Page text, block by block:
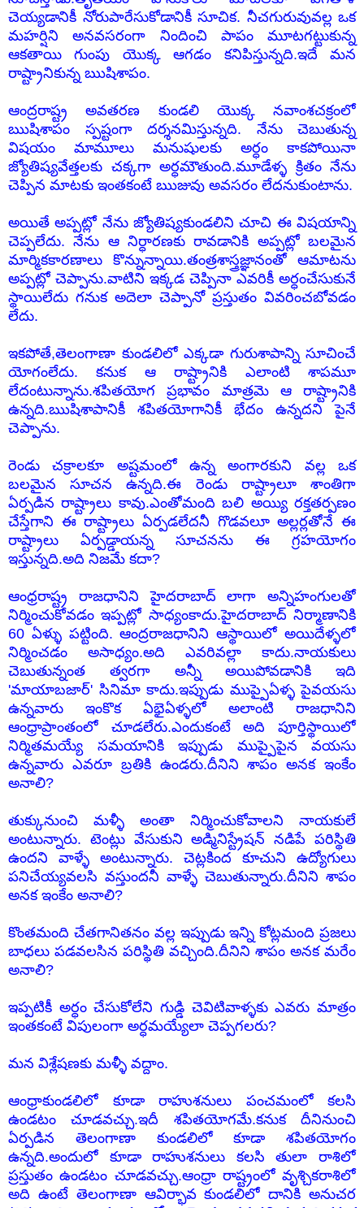
చెయ్యడానికీ నోరుపారేసుకోడానికీ సూచిక. నీచగురువువల్ల ఒక
మహర్షిని అనవసరంగా నిందించి పాపం మూటగట్టుకున్న
ఆకతాయి గుంపు యొక్క ఆగడం కనిపిస్తున్నది.ఇదే మన
రాష్ట్రానికున్న ఋషిశాపం.
ఆంద్రరాష్ట్ర అవతరణ కుండలి యొక్క నవాంశచక్రంలో
ఋషిశాపం స్పష్టంగా దర్శనమిస్తున్నది. నేను చెబుతున్న
విషయం మామూలు మనుషులకు అర్ధం కాకపోయినా
జ్యోతిష్యవేత్తలకు చక్కగా అర్ధమౌతుంది.మూడేళ్ళ క్రితం నేను
చెప్పిన మాటకు ఇంతకంటే ఋజువు అవసరం లేదనుకుంటాను.
అయితే అప్పట్లో నేను జ్యోతిష్యకుండలిని చూచి ఈ విషయాన్ని
చెప్పలేదు. నేను ఆ నిర్ధారణకు రావడానికి అప్పట్లో బలమైన
మార్మికకారణాలు కొన్నున్నాయి.తంత్రశాస్త్రజ్ఞానంతో ఆమాటను
అప్పట్లో చెప్పాను.వాటిని ఇక్కడ చెప్పినా ఎవరికీ అర్ధంచేసుకునే
స్థాయిలేదు గనుక అదెలా చెప్పానో ప్రస్తుతం వివరించబోవడం
లేదు.
ఇకపోతే,తెలంగాణా కుండలిలో ఎక్కడా గురుశాపాన్ని సూచించే
యోగంలేదు. కనుక ఆ రాష్ట్రానికి ఎలాంటి శాపమూ
లేదంటున్నాను.శపితయోగ ప్రభావం మాత్రమె ఆ రాష్ట్రానికి
ఉన్నది.ఋషిశాపానికీ శపితయోగానికీ భేదం ఉన్నదని పైనే
చెప్పాను.
రెండు చక్రాలకూ అష్టమంలో ఉన్న అంగారకుని వల్ల ఒక
బలమైన సూచన ఉన్నది.ఈ రెండు రాష్ట్రాలూ శాంతిగా
ఏర్పడిన రాష్ట్రాలు కావు.ఎంతోమంది బలి అయ్యి రక్తతర్పణం
చేస్తేగాని ఈ రాష్ట్రాలు ఏర్పడలేదనీ గొడవలూ అల్లర్లతోనే ఈ
రాష్ట్రాలు ఏర్పడ్డాయన్న సూచనను ఈ గ్రహయోగం
ఇస్తున్నది.అది నిజమే కదా?
ఆంధ్రరాష్ట్ర రాజధానిని హైదరాబాద్ లాగా అన్నిహంగులతో
నిర్మించుకోవడం ఇప్పట్లో సాధ్యంకాదు.హైదరాబాద్ నిర్మాణానికి
60 ఏళ్ళు పట్టింది. ఆంద్రరాజధానిని ఆస్థాయిలో అయిదేళ్ళలో
నిర్మించడం అసాధ్యం.అది ఎవరివల్లా కాదు.నాయకులు
చెబుతున్నంత త్వరగా అన్నీ అయిపోవడానికి ఇది
'మాయాబజార్' సినిమా కాదు.ఇప్పుడు ముప్పైఏళ్ళ పైవయసు
ఉన్నవారు ఇంకొక ఏభైఏళ్ళలో అలాంటి రాజధానిని
ఆంధ్రాప్రాంతంలో చూడలేరు.ఎందుకంటే అది పూర్తిస్థాయిలో
నిర్మితమయ్యే సమయానికి ఇప్పుడు ముప్పైపైన వయసు
ఉన్నవారు ఎవరూ బ్రతికి ఉండరు.దీనిని శాపం అనక ఇంకేం
అనాలి?
తుక్కునుంచి మళ్ళీ అంతా నిర్మించుకోవాలని నాయకులే
అంటున్నారు. టెంట్లు వేసుకుని అడ్మినిస్ట్రేషన్ నడిపే పరిస్థితి
ఉందని వాళ్ళే అంటున్నారు. చెట్లకింద కూచుని ఉద్యోగులు
పనిచేయ్యవలసి వస్తుందనీ వాళ్ళే చెబుతున్నారు.దీనిని శాపం
అనక ఇంకేం అనాలి?
కొంతమంది చేతగానితనం వల్ల ఇప్పుడు ఇన్ని కోట్లమంది ప్రజలు
బాధలు పడవలసిన పరిస్థితి వచ్చింది.దీనిని శాపం అనక మరేం
అనాలి?
ఇప్పటికీ అర్ధం చేసుకోలేని గుడ్డి చెవిటివాళ్ళకు ఎవరు మాత్రం
ఇంతకంటే విపులంగా అర్ధమయ్యేలా చెప్పగలరు?
మన విశ్లేషణకు మళ్ళీ వద్దాం.
ఆంధ్రాకుండలిలో కూడా రాహుశనులు పంచమంలో కలసి
ఉండటం చూడవచ్చు.ఇదీ శపితయోగమే.కనుక దీనినుంచి
ఏర్పడిన తెలంగాణా కుండలిలో కూడా శపితయోగం
ఉన్నది.అందులో కూడా రాహుశనులు కలసి తులా రాశిలో
ప్రస్తుతం ఉండటం చూడవచ్చు.ఆంధ్రా రాష్ట్రంలో వృశ్చికరాశిలో
అది ఉంటే తెలంగాణా ఆవిర్భావ కుండలిలో దానికి అనుచర